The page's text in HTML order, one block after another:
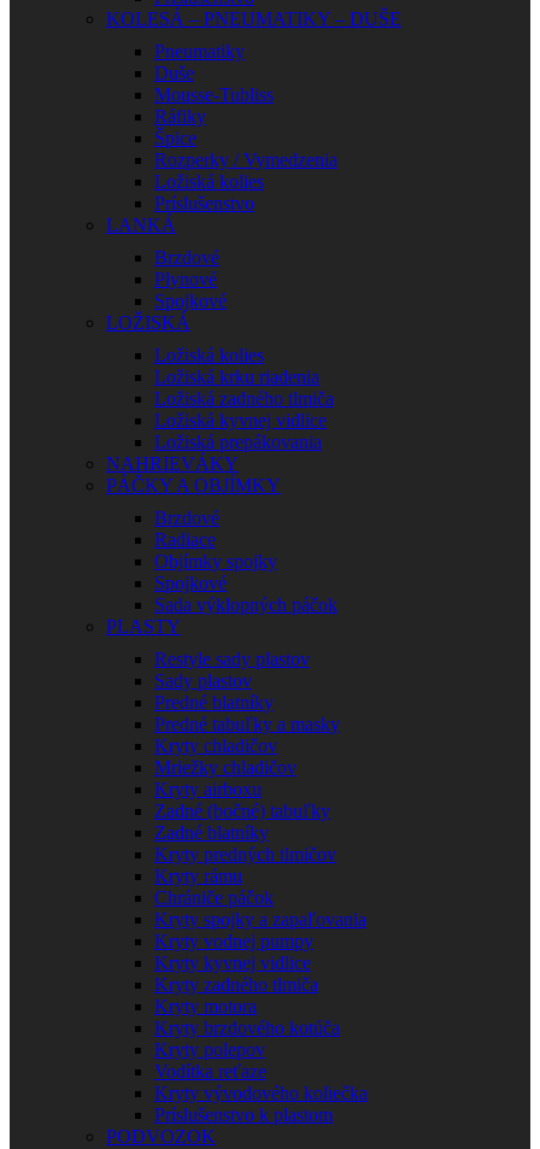
KOLESÁ – PNEUMATIKY – DUŠE
Pneumatiky
Duše
Mousse-Tubliss
Ráfiky
Špice
Rozperky / Vymedzenia
Ložiská kolies
Príslušenstvo
LANKÁ
Brzdové
Plynové
Spojkové
LOŽISKÁ
Ložiská kolies
Ložiská krku riadenia
Ložiská zadného tlmiča
Ložiská kyvnej vidlice
Ložiská prepákovania
NAHRIEVÁKY
PÁČKY A OBJÍMKY
Brzdové
Radiace
Objímky spojky
Spojkové
Sada výklopných páčok
PLASTY
Restyle sady plastov
Sady plastov
Predné blatníky
Predné tabuľky a masky
Kryty chladičov
Mriežky chladičov
Kryty airboxu
Zadné (bočné) tabuľky
Zadné blatníky
Kryty predných tlmičov
Kryty rámu
Chrániče páčok
Kryty spojky a zapaľovania
Kryty vodnej pumpy
Kryty kyvnej vidlice
Kryty zadného tlmiča
Kryty motora
Kryty brzdového kotúča
Kryty polepov
Vodítka reťaze
Kryty vývodového koliečka
Príslušenstvo k plastom
PODVOZOK